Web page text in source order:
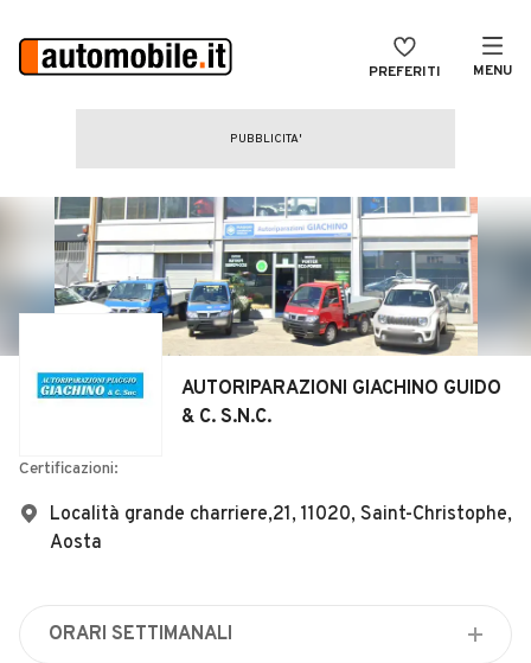
PREFERITI MENU
CERCA
Auto usate
Auto Km 0
Auto Nuove
Noleggio a lungo termine
Auto d'epoca
Veicoli Commerciali
MAGAZINE
ACCEDI
AUTORIPARAZIONI GIACHINO GUIDO
& C. S.N.C.
Certificazioni:
Località grande charriere,21, 11020, Saint-Christophe,
Aosta
ORARI SETTIMANALI